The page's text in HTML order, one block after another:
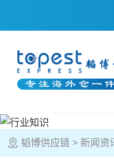
韬博供应链 新闻资